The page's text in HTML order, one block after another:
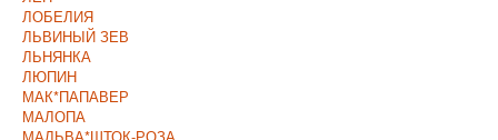
ЛОБЕЛИЯ
ЛЬВИНЫЙ ЗЕВ
ЛЬНЯНКА
ЛЮПИН
МАК*ПАПАВЕР
МАЛОПА